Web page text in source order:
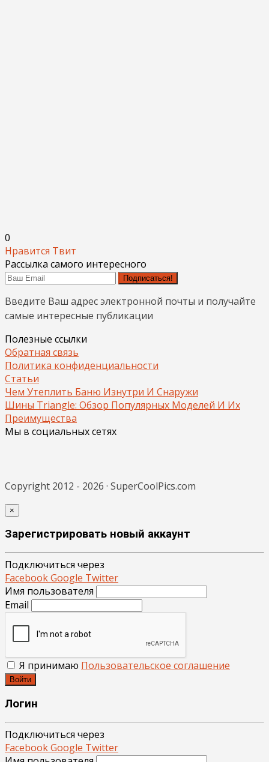
0
Нравится Твит
Рассылка самого интересного
Подписаться!
Введите Ваш адрес электронной почты и получайте
самые интересные публикации
Полезные ссылки
Обратная связь
Политика конфиденциальности
Статьи
Чем Утеплить Баню Изнутри И Снаружи
Шины Triangle: Обзор Популярных Моделей И Их
Преимущества
Мы в социальных сетях
Copyright 2012 - 2026 · SuperCoolPics.com
×
Зарегистрировать новый аккаунт
Подключиться через
FacebookGoogle Twitter
Имя пользователя
Email
Я принимаю Пользовательское соглашение
Войти
Логин
Подключиться через
FacebookGoogle Twitter